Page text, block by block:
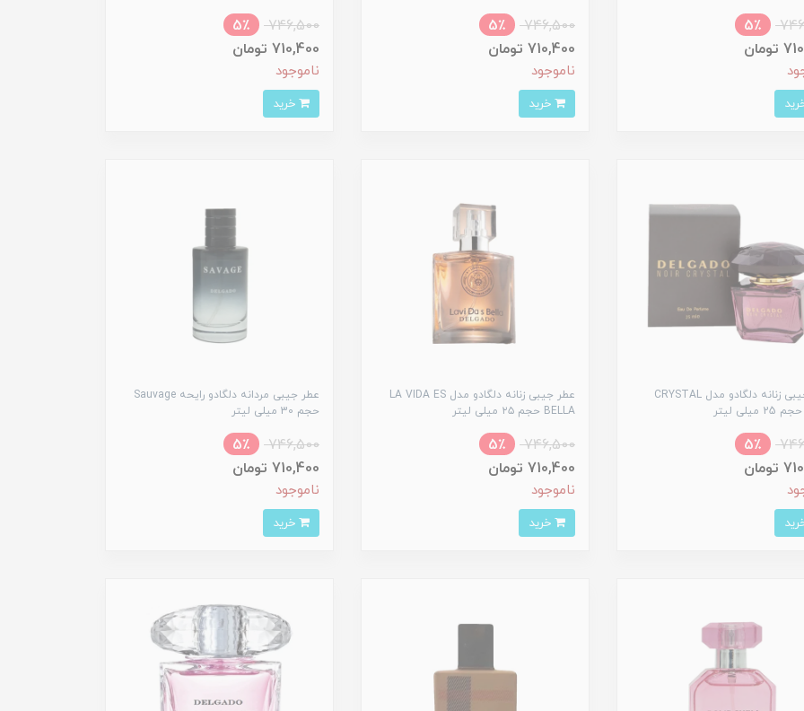
5٪
746,500
5٪
710,400 تومان
ناموجود
خرید
746,500
5٪
710,400 تومان
ناموجود
خرید
عطر جیبی زنانه دلگادو مدل CRYSTAL
5٪
عطر جیبی زنانه دلگادو مدل LA VIDA ES
BELLA حجم ۲۵ میلی لیتر
746,500
5٪
710,400 تومان
ناموجود
خرید
عطر جیبی مردانه دلگادو رایحه Sauvage
حجم 30 میلی لیتر
746,500
5٪
710,400 تومان
ناموجود
خرید